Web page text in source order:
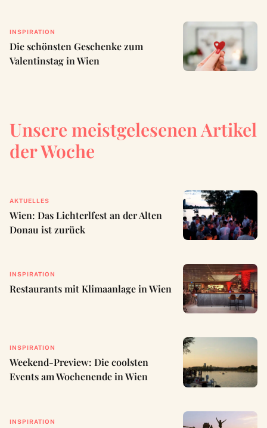
INSPIRATION
Die schönsten Geschenke zum
Valentinstag in Wien
Unsere meistgelesenen Artikel
der Woche
AKTUELLES
Wien: Das Lichterlfest an der Alten
Donau ist zurück
INSPIRATION
Restaurants mit Klimaanlage in Wien
INSPIRATION
Weekend-Preview: Die coolsten
Events am Wochenende in Wien
INSPIRATION